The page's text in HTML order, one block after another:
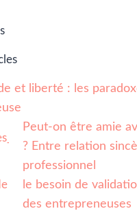
et liberté : les
Peut-on être amie
? Entre relation
professionnel
le besoin de
des entrepreneuses